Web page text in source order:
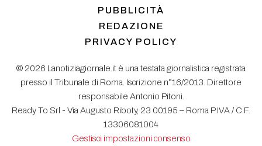
PUBBLICITÀ
REDAZIONE
PRIVACY POLICY
© 2026 Lanotiziagiornale.it è una testata giornalistica registrata
presso il Tribunale di Roma. Iscrizione n°16/2013. Direttore
responsabile Antonio Pitoni.
Ready To Srl - Via Augusto Riboty, 23 00195 – Roma P.IVA / C.F.
13306081004
Gestisci impostazioni consenso